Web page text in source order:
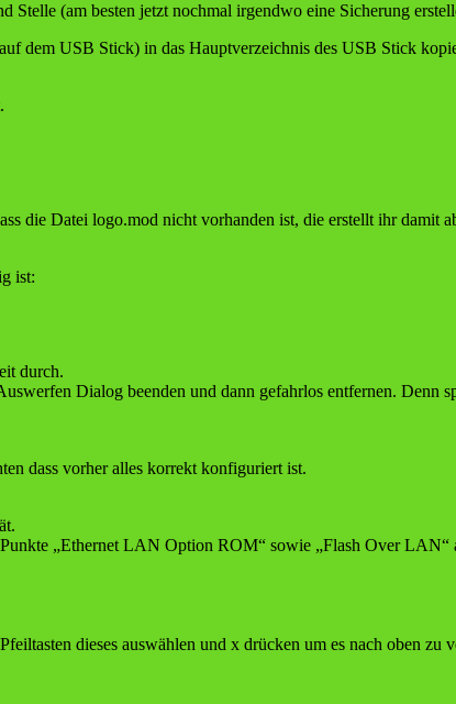
(am besten jetzt nochmal irgendwo eine Sicherung
dem USB Stick) in das Hauptverzeichnis des USB Stick
die Datei logo.mod nicht vorhanden ist, die erstellt ihr damit
ist:
durch.
Dialog beenden und dann gefahrlos entfernen. Denn
dass vorher alles korrekt konfiguriert ist.
„Ethernet LAN Option ROM“ sowie „Flash Over LAN“
dieses auswählen und x drücken um es nach oben zu